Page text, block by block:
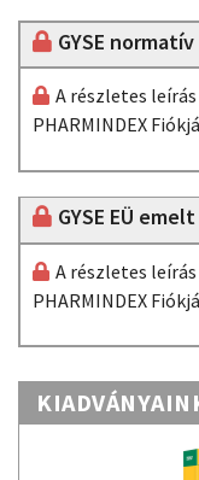
GYSE normatív
A részletes
PHARMINDEX
GYSE EÜ emelt
A részletes
PHARMINDEX